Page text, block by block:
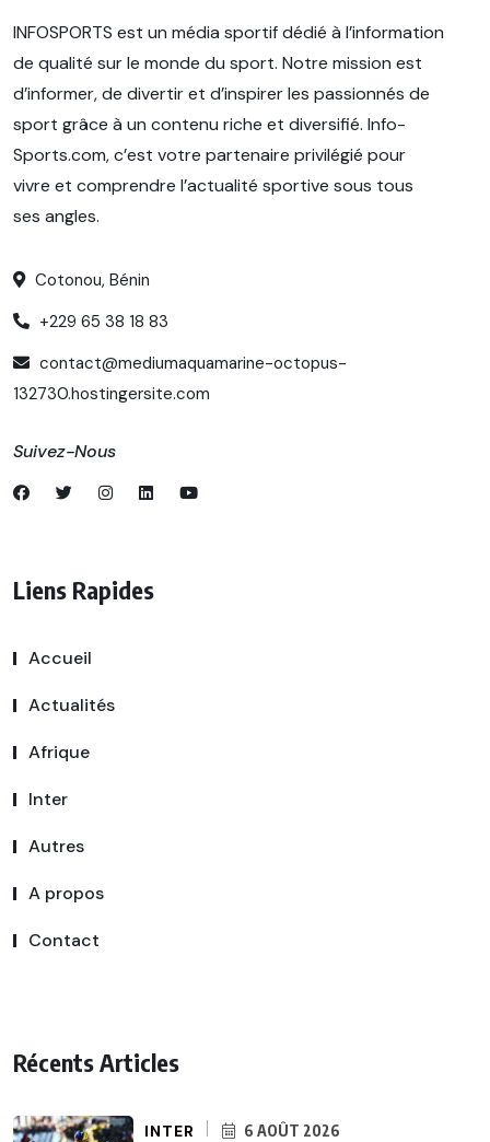
INFOSPORTS est un média sportif dédié à l’information
de qualité sur le monde du sport. Notre mission est
d’informer, de divertir et d’inspirer les passionnés de
sport grâce à un contenu riche et diversifié. Info-
Sports.com, c’est votre partenaire privilégié pour
vivre et comprendre l’actualité sportive sous tous
ses angles.
Cotonou, Bénin
+229 65 38 18 83
contact@mediumaquamarine-octopus-
132730.hostingersite.com
Suivez-Nous
Liens Rapides
Accueil
Actualités
Afrique
Inter
Autres
A propos
Contact
Récents Articles
INTER 6 AOÛT 2026